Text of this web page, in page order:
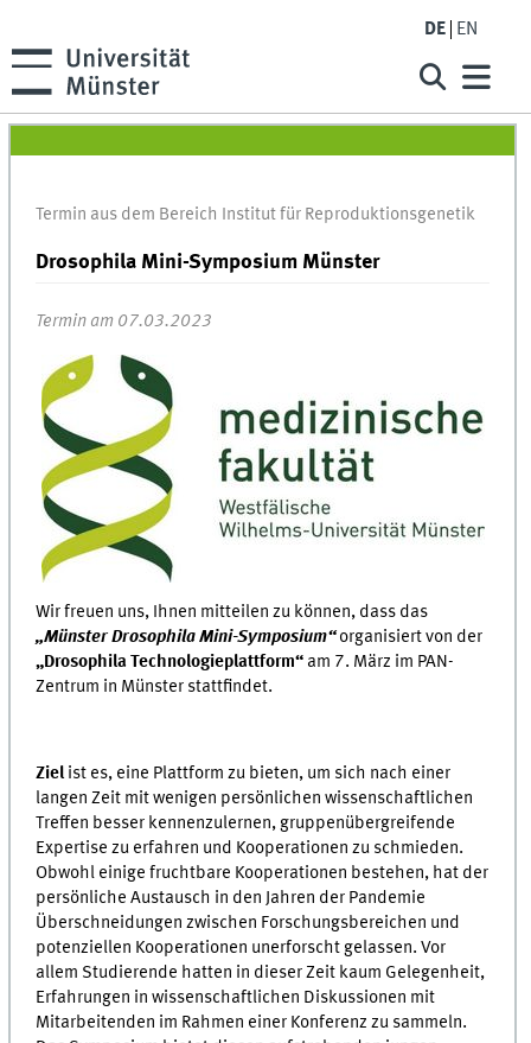
DE EN
Termin aus dem Bereich Institut für Reproduktionsgenetik
Drosophila Mini-Symposium Münster
Termin am 07.03.2023
Wir freuen uns, Ihnen mitteilen zu können, dass das
„Münster Drosophila Mini-Symposium“organisiert von der
„Drosophila Technologieplattform“ am 7. März im PAN-
Zentrum in Münster stattfindet.
Zielist es, eine Plattform zu bieten, um sich nach einer
langen Zeit mit wenigen persönlichen wissenschaftlichen
Treffen besser kennenzulernen, gruppenübergreifende
Expertise zu erfahren und Kooperationen zu schmieden.
Obwohl einige fruchtbare Kooperationen bestehen, hat der
persönliche Austausch in den Jahren der Pandemie
Überschneidungen zwischen Forschungsbereichen und
potenziellen Kooperationen unerforscht gelassen. Vor
allem Studierende hatten in dieser Zeit kaum Gelegenheit,
Erfahrungen in wissenschaftlichen Diskussionen mit
Mitarbeitenden im Rahmen einer Konferenz zu sammeln.